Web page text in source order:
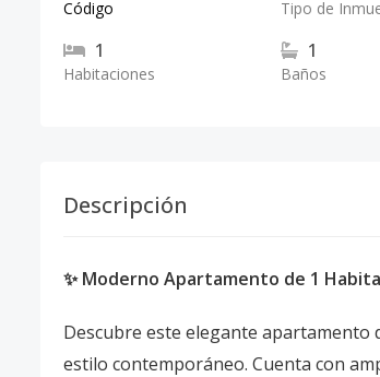
Código Tipo de
1
Habitaciones
1
Baños
Descripción
✨ Moderno Apartamento de 1
Descubre este elegante
estilo contemporáneo. Cuenta con